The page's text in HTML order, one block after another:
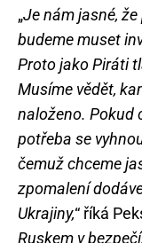
„Je nám jasné,
budeme muset
Proto jako Piráti
Musíme vědět,
naloženo. Pokud
potřeba se
čemuž chceme
zpomalení
Ukrajiny,“ říká
Ruskem v